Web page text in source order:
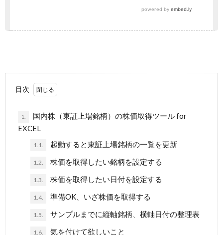
目次
1.
国内株（東証上場銘柄）の株価取得ツール for
EXCEL
1.1. 起動すると東証上場銘柄の一覧を更新
1.2. 株価を取得したい銘柄を設定する
1.3. 株価を取得したい日付を設定する
1.4. 準備OK、いざ株価を取得する
1.5. サンプルまでに縦軸銘柄、横軸日付の整理表
1.6. 気を付けて欲しいこと